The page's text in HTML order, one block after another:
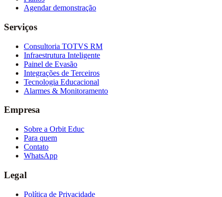
Agendar demonstração
Serviços
Consultoria TOTVS RM
Infraestrutura Inteligente
Painel de Evasão
Integrações de Terceiros
Tecnologia Educacional
Alarmes & Monitoramento
Empresa
Sobre a Orbit Educ
Para quem
Contato
WhatsApp
Legal
Política de Privacidade